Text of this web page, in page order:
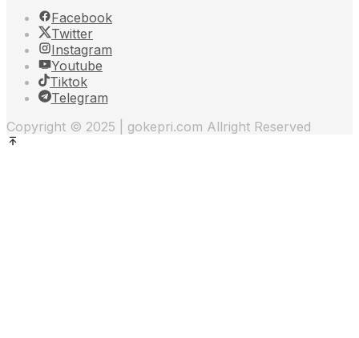
Facebook
Twitter
Instagram
Youtube
Tiktok
Telegram
Copyright © 2025 | gokepri.com Allright Reserved